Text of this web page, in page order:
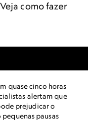
como fazer
quase cinco horas
alertam que
prejudicar o
pausas